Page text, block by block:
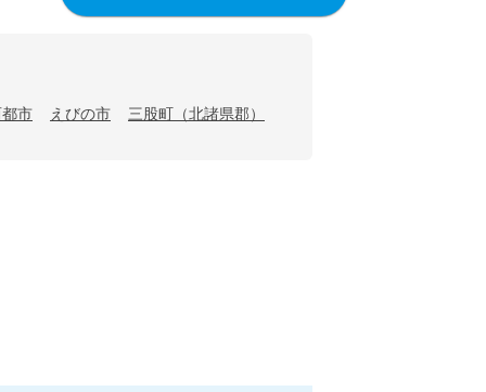
市 えびの市 三股町（北諸県郡）